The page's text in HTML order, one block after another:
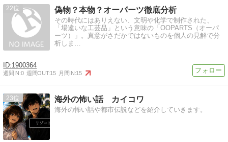
22 偽物？本物？オーパーツ徹底分析
その時代にはありえない、文明や化学で制作された、
「場違いな工芸品」という意味の「OOPARTS（オーパ
ーツ）」。真意がさだかではないものを個人の見解で分
析しま…
1900364
週間IN:0 週間OUT:15 月間IN:15
23 海外の怖い話 カイコワ
海外の怖い話や都市伝説などを紹介していきます。